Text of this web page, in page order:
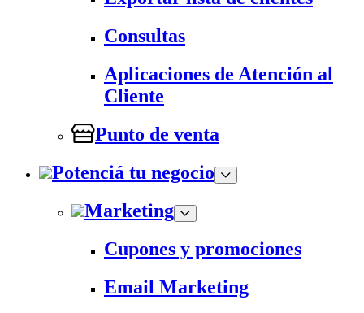
Consultas
Aplicaciones de Atención al
Cliente
Punto de venta
Potenciá tu negocio
Marketing
Cupones y promociones
Email Marketing